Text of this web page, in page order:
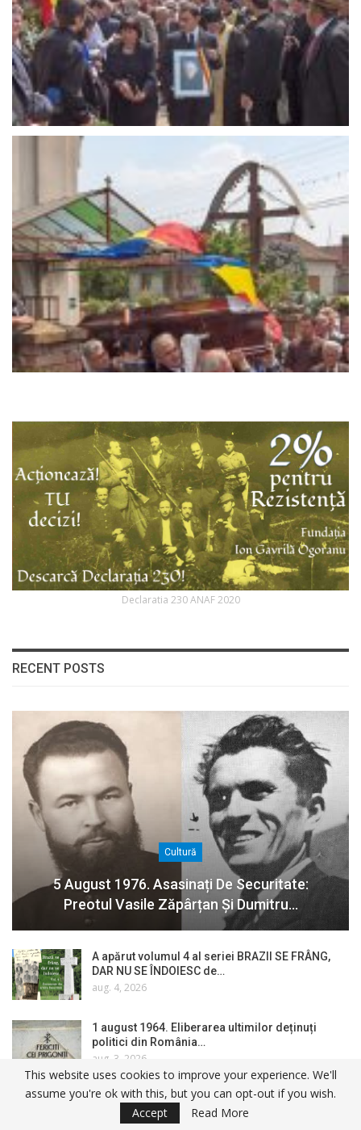
Declaratia 230 ANAF 2020
RECENT POSTS
Cultură
5 August 1976. Asasinați De Securitate:
Preotul Vasile Zăpârțan Și Dumitru…
A apărut volumul 4 al seriei BRAZII SE FRÂNG,
DAR NU SE ÎNDOIESC de…
aug. 4, 2026
1 august 1964. Eliberarea ultimilor deținuți
politici din România…
aug. 3, 2026
La Sâmbăta de Sus, luptătorii în Rezistența
anticomunistă din Făgăraș…
This website uses cookies to improve your experience. We'll
assume you're ok with this, but you can opt-out if you wish.
Accept
Read More